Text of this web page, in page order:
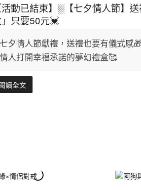
動已結束】░【七夕情人節】
只要50元💓
七夕情人節獻禮，送禮也要有儀式感
情人打開幸福承諾的夢幻禮盒🥰
讀全文